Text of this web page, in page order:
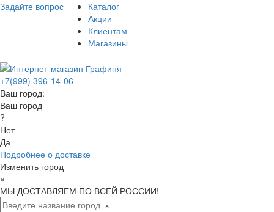
Задайте вопрос
Каталог
Акции
Клиентам
Магазины
+7(999) 396-14-06
Ваш город:
Ваш город
?
Нет
Да
Подробнее о доставке
Изменить город
×
МЫ ДОСТАВЛЯЕМ ПО ВСЕЙ РОССИИ!
×